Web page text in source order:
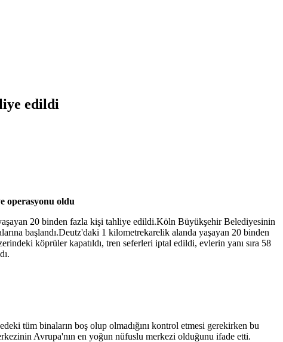
edildi
operasyonu oldu
20 binden fazla kişi tahliye edildi.Köln Büyükşehir Belediyesinin
başlandı.Deutz'daki 1 kilometrekarelik alanda yaşayan 20 binden
köprüler kapatıldı, tren seferleri iptal edildi, evlerin yanı sıra 58
tüm binaların boş olup olmadığını kontrol etmesi gerekirken bu
Avrupa'nın en yoğun nüfuslu merkezi olduğunu ifade etti.